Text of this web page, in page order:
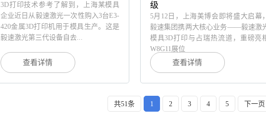
3D打印技术参考了解到，上海某模具
企业近日从毅速激光一次性购入3台E3-
420金属3D打印机用于模具生产。这是
毅速激光第三代设备自去...
查看详情
级
5月12日，上海美博会即将盛大启幕，
毅速集团携两大核心业务——毅速激
模具3D打印与占瑞热流道，重磅亮
W8G11展位
查看详情
共51条 1 2 3 4 5 下一页